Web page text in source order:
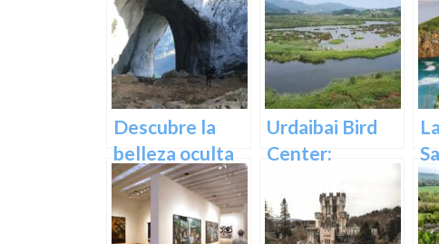
Descubre la
belleza oculta
de Guipuzcoa
en las Cuevas
de Oñati
Urdaibai Bird
Center:
vida de las aves
en plena